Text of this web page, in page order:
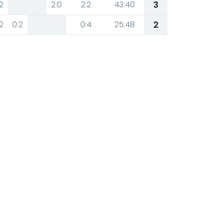
2:0 2:2 43:40
3
0:2 0:4 25:48 2